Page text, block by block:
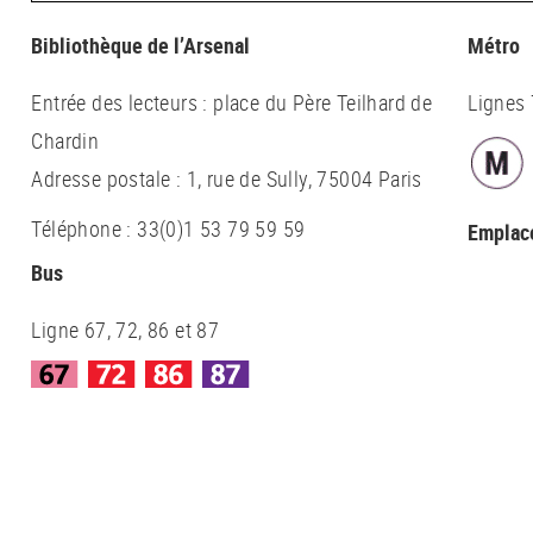
Bibliothèque de l’Arsenal
Entrée des lecteurs : place du Père Teilhard de
Chardin
Adresse postale : 1, rue de Sully, 75004 Paris
Téléphone : 33(0)1 53 79 59 59
Bus
Ligne 67, 72, 86 et 87
Métro
Lignes